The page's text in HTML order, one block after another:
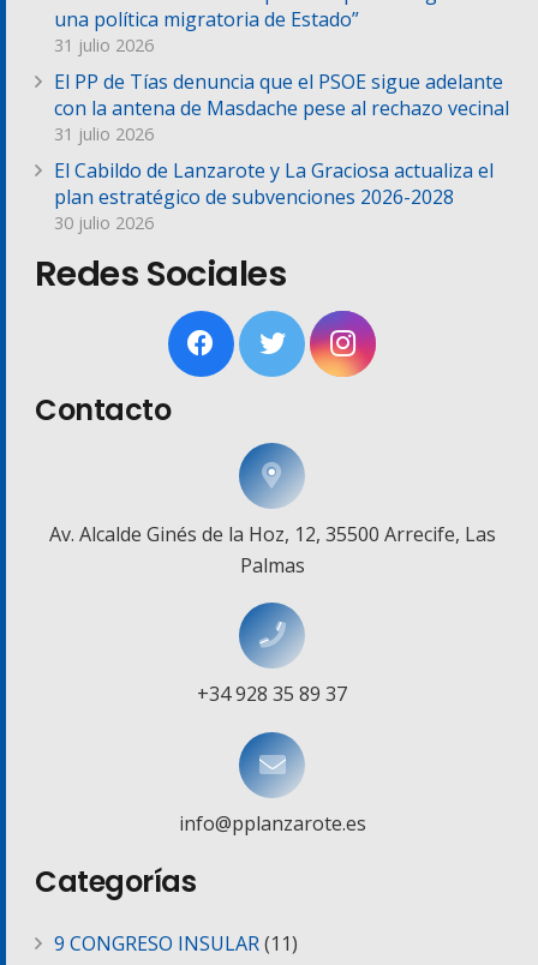
una política migratoria de Estado”
31 julio 2026
El PP de Tías denuncia que el PSOE sigue adelante
con la antena de Masdache pese al rechazo vecinal
31 julio 2026
El Cabildo de Lanzarote y La Graciosa actualiza el
plan estratégico de subvenciones 2026-2028
30 julio 2026
Redes Sociales
Contacto
Av. Alcalde Ginés de la Hoz, 12, 35500 Arrecife, Las
Palmas
+34 928 35 89 37
info@pplanzarote.es
Categorías
9 CONGRESO INSULAR(11)